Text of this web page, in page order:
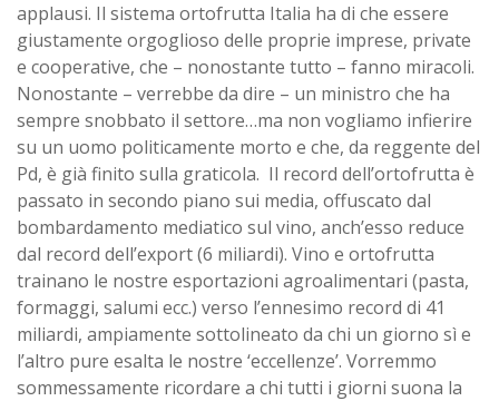
applausi. Il sistema ortofrutta Italia ha di che essere
giustamente orgoglioso delle proprie imprese, private
e cooperative, che – nonostante tutto – fanno miracoli.
Nonostante – verrebbe da dire – un ministro che ha
sempre snobbato il settore…ma non vogliamo infierire
su un uomo politicamente morto e che, da reggente del
Pd, è già finito sulla graticola. Il record dell’ortofrutta è
passato in secondo piano sui media, offuscato dal
bombardamento mediatico sul vino, anch’esso reduce
dal record dell’export (6 miliardi). Vino e ortofrutta
trainano le nostre esportazioni agroalimentari (pasta,
formaggi, salumi ecc.) verso l’ennesimo record di 41
miliardi, ampiamente sottolineato da chi un giorno sì e
l’altro pure esalta le nostre ‘eccellenze’. Vorremmo
sommessamente ricordare a chi tutti i giorni suona la